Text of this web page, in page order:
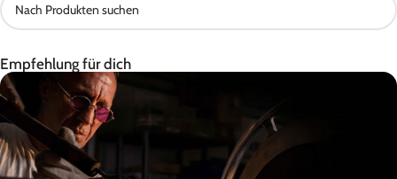
Empfehlung für dich